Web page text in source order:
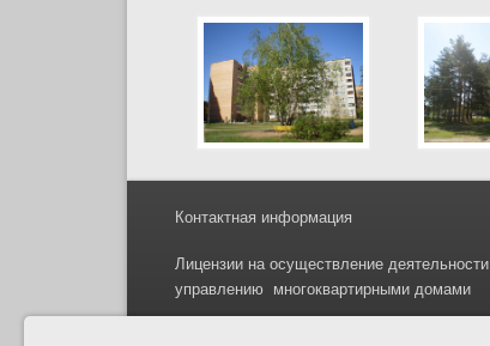
Контактная информация
Лицензии на осуществление деятельности
управлению многоквартирными домами